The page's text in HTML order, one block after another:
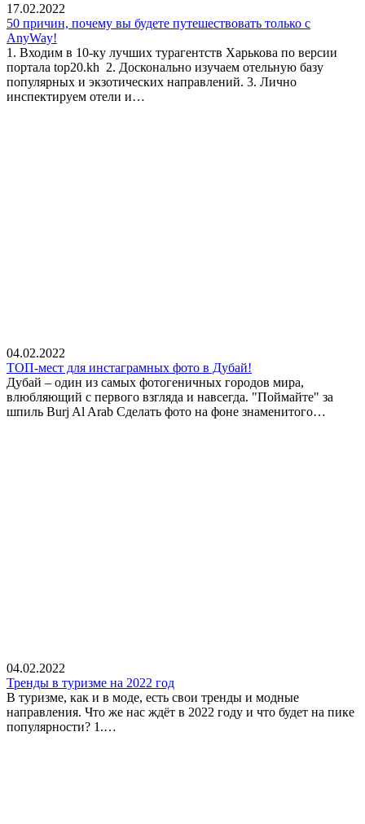
17.02.2022
50 причин, почему вы будете путешествовать только с
AnyWay!
1. Входим в 10-ку лучших турагентств Харькова по версии
портала top20.kh 2. Досконально изучаем отельную базу
популярных и экзотических направлений. 3. Лично
инспектируем отели и…
04.02.2022
ТОП-мест для инстаграмных фото в Дубай!
Дубай – один из самых фотогеничных городов мира,
влюбляющий с первого взгляда и навсегда. "Поймайте" за
шпиль Burj Al Arab Сделать фото на фоне знаменитого…
04.02.2022
Тренды в туризме на 2022 год
В туризме, как и в моде, есть свои тренды и модные
направления. Что же нас ждёт в 2022 году и что будет на пике
популярности? 1.…